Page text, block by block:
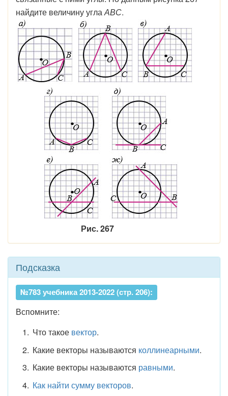
найдите величинууглаАВС.
Рис. 267
Подсказка
№783 учебника 2013-2022 (стр. 206):
Вспомните:
Что такое вектор.
Какие векторы называются коллинеарными.
Какие векторы называются равными.
Как найти сумму векторов.